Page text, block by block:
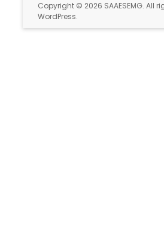
Copyright © 2026 SAAESEMG. All
WordPress.